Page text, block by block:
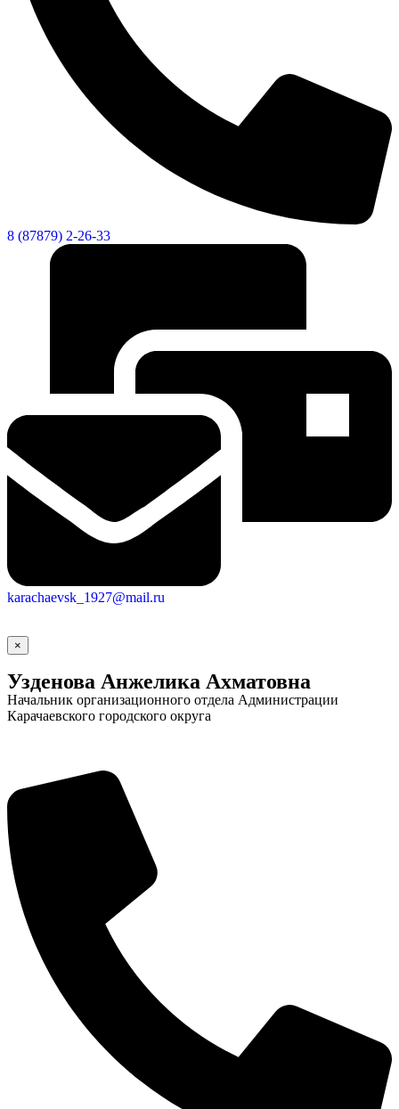
Новости Документы
Контакты
Газета "Минги Тау"
Виртуальная
Культурный
Социальные
видеоролики
Веб
камера
8 (87879) 2-26-33
karachaevsk_1927@mail.ru
×
Узденова Анжелика Ахматовна
Начальник организационного отдела Администрации
Карачаевского городского округа